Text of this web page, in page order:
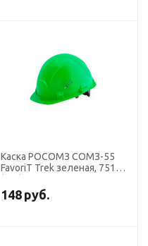
Каска РОСОМЗ СОМЗ-55
FavoriT Trek зеленая, 75119
148 руб.